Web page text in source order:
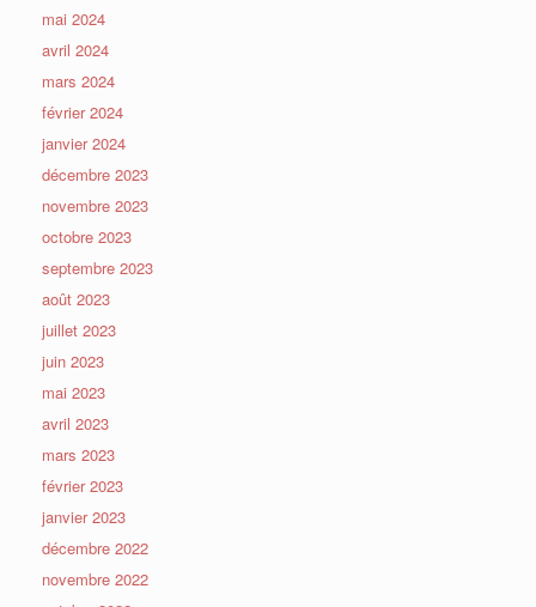
mai 2024
avril 2024
mars 2024
février 2024
janvier 2024
décembre 2023
novembre 2023
octobre 2023
septembre 2023
août 2023
juillet 2023
juin 2023
mai 2023
avril 2023
mars 2023
février 2023
janvier 2023
décembre 2022
novembre 2022